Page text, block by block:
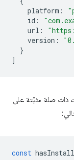
platform
id:
url:
version:
صلة مثبَّتة على
const